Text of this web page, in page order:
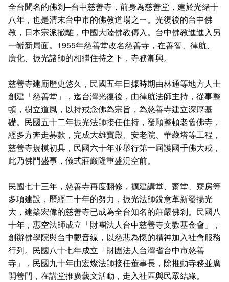
全台聞名的佛剎─台中慈善寺，前身為慈善堂，建於光緒十
八年，也是清末台中市的佛教道場之ㄧ。光復後的台中佛
教，日本宗派撤離，中國大陸佛教傳入。台中佛教進進入另
一嶄新局面。1955年慈善堂改名慈善寺，在善智、律航、
廣化、振光諸師的相繼住持之下，寺務漸興。
慈善寺建廟歷史悠久，民國五年日據時期由林通等地方人士
創建「慈善堂」，迄台灣光復後，由律航法師主持，從事整
頓，樹立道風，以持戒念佛為宗旨，為慈善寺建立深厚基
礎。民國五十二年振光法師接任住持，發願整頓老舊佛寺，
經多方奔走募款，完成大雄寶殿、安老院、華藏塔等工程，
慈善寺規模初具，民國六十年並舉行第一屆護國千佛大戒，
此乃佛門盛事，儀式莊嚴隆重盛況空前。
民國七十三年，慈善寺再度翻修，擴建講堂、齋堂、寮房等
多項建設，歷經二十年的努力，振光法師銳意革新發揚光
大，建築宏偉的慈善寺已成為全台知名的莊嚴佛剎。民國八
十年，惠空法師成立「財團法人台中慈善寺文教基金會」，
創辦佛學院與台中觀音線，以慈悲為懷的精神加入社會服務
行列。民國八十七年成立「財團法人台灣省台中市慈善
寺」，民國九十年由宏燦法師接任董事長，除推動寺務並廣
開善門，在講堂推廣藝文活動，走入社區與民眾結緣。